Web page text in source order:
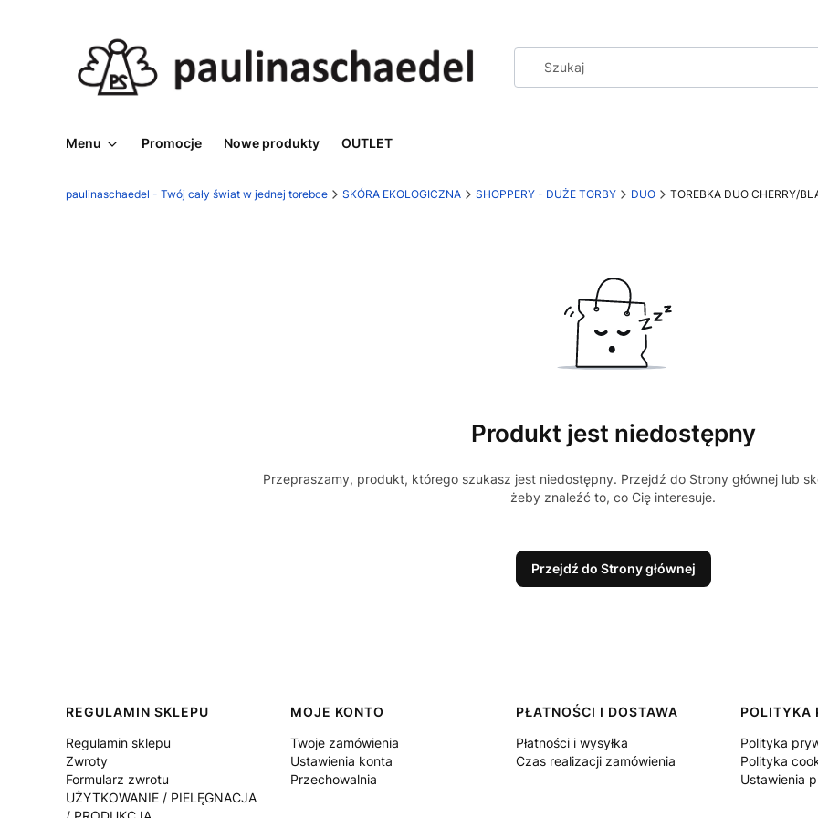
Menu Promocje Nowe produkty OUTLET
paulinaschaedel - Twój cały świat w jednej torebce SKÓRA EKOLOGICZNA SHOPPERY - DUŻE TORBY DUO TOREBKA DUO CHERRY/
Produkt jest niedostępny
Przepraszamy, produkt, którego szukasz jest niedostępny. Przejdź do Strony głównej lub
żeby znaleźć to, co Cię interesuje.
Przejdź do Strony głównej
Linki w stopce
REGULAMIN SKLEPU
Regulamin sklepu
Zwroty
Formularz zwrotu
UŻYTKOWANIE / PIELĘGNACJA
MOJE KONTO
Twoje zamówienia
Ustawienia konta
Przechowalnia
PŁATNOŚCI I DOSTAWA
Płatności i wysyłka
Czas realizacji zamówienia
POLITYKA
Polityka
Polityka
Ustawienia